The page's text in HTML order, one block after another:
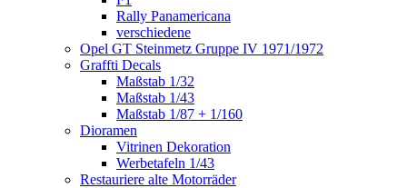
Rally Panamericana
verschiedene
Opel GT Steinmetz Gruppe IV 1971/1972
Graffti Decals
Maßstab 1/32
Maßstab 1/43
Maßstab 1/87 + 1/160
Dioramen
Vitrinen Dekoration
Werbetafeln 1/43
Restauriere alte Motorräder